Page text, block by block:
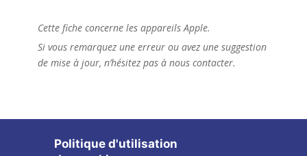
Cette fiche concerne les appareils Apple.
Si vous remarquez une erreur ou avez une suggestion
de mise à jour, n’hésitez pas à nous contacter.
Politique d'utilisation